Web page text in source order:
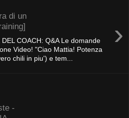
di un
›
DEL COACH: Q&A Le domande
Video! "Ciao Mattia! Potenza
chili in piu') e tem...
-